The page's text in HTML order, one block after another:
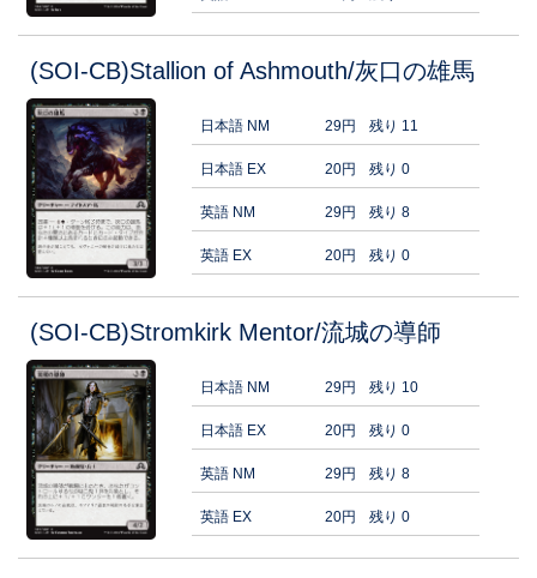
(SOI-CB)Stallion of Ashmouth/灰口の雄馬
日本語 NM 29円 残り 11
日本語 EX 20円 残り 0
英語 NM 29円 残り 8
英語 EX 20円 残り 0
(SOI-CB)Stromkirk Mentor/流城の導師
日本語 NM 29円 残り 10
日本語 EX 20円 残り 0
英語 NM 29円 残り 8
英語 EX 20円 残り 0